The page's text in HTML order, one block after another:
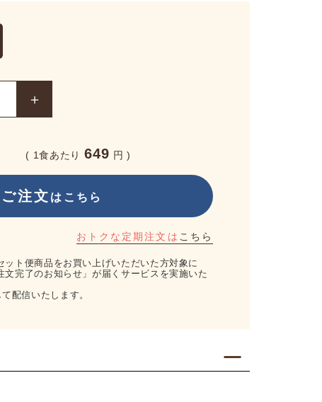
( 1食あたり 649 円 )
ご注文 はこちら
おトクな定期注文は こちら
ット便商品をお買い上げいただいた方対象に
文完了のお知らせ」が届くサービスを実施いた
配信いたします。